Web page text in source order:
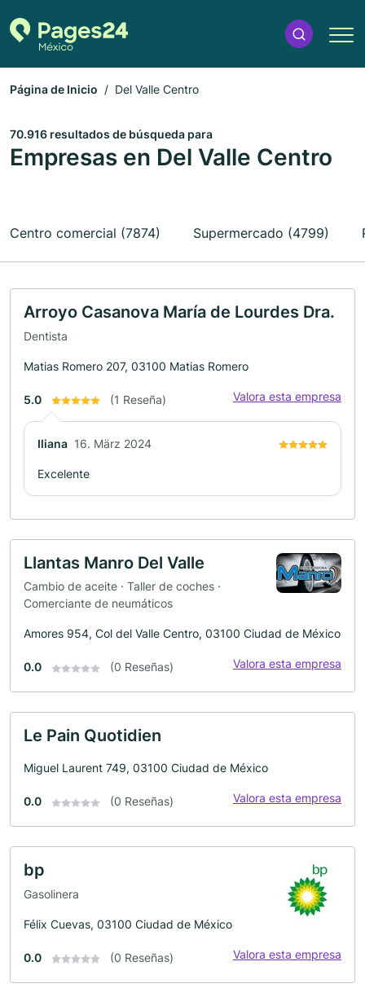
Página de Inicio Del Valle Centro
70.916 resultados de búsqueda para
Empresas en Del Valle Centro
Centro comercial (7874) Supermercado (4799)
Arroyo Casanova María de Lourdes Dra.
Dentista
Matias Romero 207, 03100 Matias Romero
5.0 (1 Reseña) Valora esta empresa
Iliana 16. März 2024
Excelente
Llantas Manro Del Valle
Cambio de aceite · Taller de coches ·
Comerciante de neumáticos
Amores 954, Col del Valle Centro, 03100 Ciudad de México
0.0 (0 Reseñas) Valora esta empresa
Le Pain Quotidien
Miguel Laurent 749, 03100 Ciudad de México
0.0 (0 Reseñas) Valora esta empresa
bp
Gasolinera
Félix Cuevas, 03100 Ciudad de México
0.0 (0 Reseñas) Valora esta empresa